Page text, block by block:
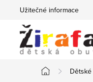
obsah
Užitečné informace
Domů